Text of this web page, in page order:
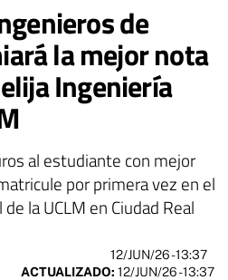
de
la mejor nota
Ingeniería
al estudiante con mejor
por primera vez en el
la UCLM en Ciudad Real
12/JUN/26- 13:37
ACTUALIZADO: 12/JUN/26 - 13:37